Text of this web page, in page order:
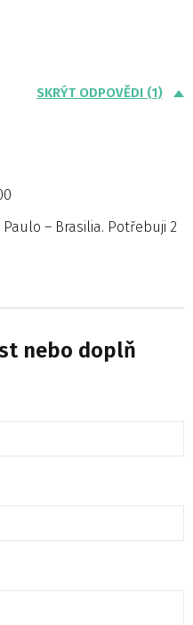
SKRÝT ODPOVĚDI (1)
– Brasilia. Potřebuji 2
nebo doplň